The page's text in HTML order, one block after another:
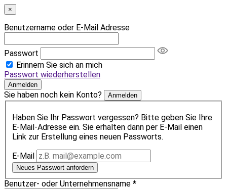
×
Benutzername oder E-Mail Adresse
Passwort
Erinnern Sie sich an mich
Passwort wiederherstellen
Anmelden
Sie haben noch kein Konto? Anmelden
Haben Sie Ihr Passwort vergessen? Bitte geben Sie Ihre
E-Mail-Adresse ein. Sie erhalten dann per E-Mail einen
Link zur Erstellung eines neuen Passworts.
E-Mail
Neues Passwort anfordern
Benutzer- oder Unternehmensname *